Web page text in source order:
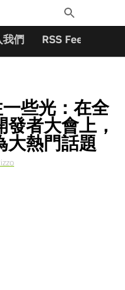
Toggle
Search
我們 RSS Feeds
些光：在全
者大會上，
大熱門話題